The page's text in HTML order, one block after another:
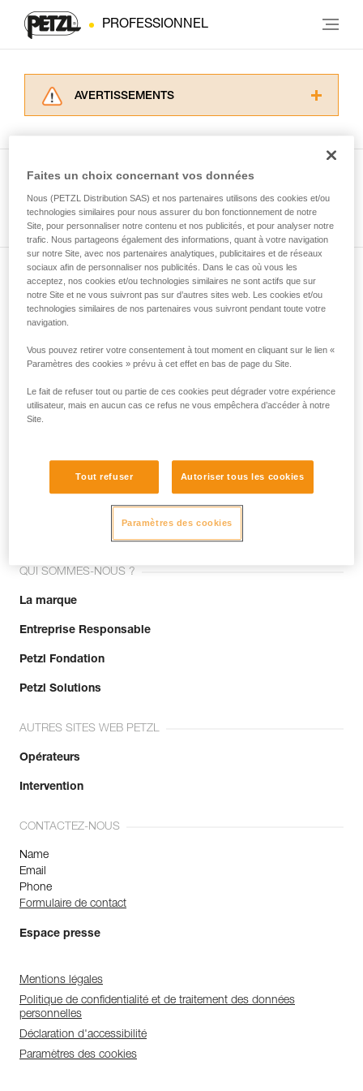
PROFESSIONNEL
AVERTISSEMENTS
informations de la notice technique pour
d’informations.
Maîtriser ces techniques nécessite une
formation et un entraînement spécifique. Validez
avec un professionnel votre capacité à refaire
la manipulation, seul, en toute sécurité, avant
de la reproduire en autonomie.
Nous donnons des exemples de techniques
Voir tous les conseils
Abonnez-vous à la newsletter
et restez connecté à notre actualité
Email *
Rejoignez la communauté !
QUI SOMMES-NOUS ?
La marque
Entreprise Responsable
Petzl Fondation
Petzl Solutions
AUTRES SITES WEB PETZL
Opérateurs
Intervention
CONTACTEZ-NOUS
Name
Email
Phone
Formulaire de contact
Espace presse
Mentions légales
Politique de confidentialité et de traitement des données
personnelles
Déclaration d'accessibilité
Paramètres des cookies
Faites un choix concernant vos données
Nous (PETZL Distribution SAS) et nos partenaires utilisons des cookies et/ou
technologies similaires pour nous assurer du bon fonctionnement de notre
Site, pour personnaliser notre contenu et nos publicités, et pour analyser notre
trafic. Nous partageons également des informations, quant à votre navigation
sur notre Site, avec nos partenaires analytiques, publicitaires et de réseaux
sociaux afin de personnaliser nos publicités. Dans le cas où vous les
acceptez, nos cookies et/ou technologies similaires ne sont actifs que sur
notre Site et ne vous suivront pas sur d’autres sites web. Les cookies et/ou
technologies similaires de nos partenaires vous suivront pendant toute votre
navigation.
Vous pouvez retirer votre consentement à tout moment en cliquant sur le lien «
Paramètres des cookies » prévu à cet effet en bas de page du Site.
Le fait de refuser tout ou partie de ces cookies peut dégrader votre expérience
utilisateur, mais en aucun cas ce refus ne vous empêchera d’accéder à notre
Site.
Tout refuser Autoriser tous les cookies
Paramètres des cookies